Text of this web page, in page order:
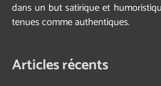
dans un but satirique et
tenues comme authentiques.
Articles récents